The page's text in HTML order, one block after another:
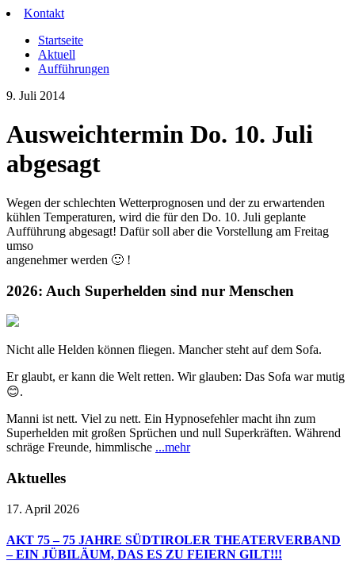
Kontakt
Startseite
Aktuell
Aufführungen
9. Juli 2014
Ausweichtermin Do. 10. Juli
abgesagt
Wegen der schlechten Wetterprognosen und der zu erwartenden
kühlen Temperaturen, wird die für den Do. 10. Juli geplante
Aufführung abgesagt! Dafür soll aber die Vorstellung am Freitag
umso
angenehmer werden 🙂 !
2026: Auch Superhelden sind nur Menschen
Nicht alle Helden können fliegen. Mancher steht auf dem Sofa.
Er glaubt, er kann die Welt retten. Wir glauben: Das Sofa war mutig
😊.
Manni ist nett. Viel zu nett. Ein Hypnosefehler macht ihn zum
Superhelden mit großen Sprüchen und null Superkräften. Während
schräge Freunde, himmlische ...mehr
Aktuelles
17. April 2026
AKT 75 – 75 JAHRE SÜDTIROLER THEATERVERBAND
– EIN JÜBILÄUM, DAS ES ZU FEIERN GILT!!!